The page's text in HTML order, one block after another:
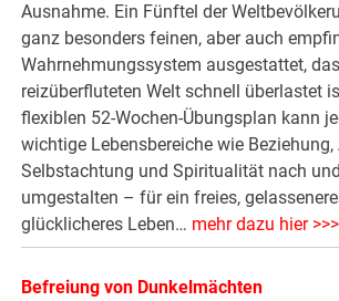
Ausnahme.­ Ein Fünftel der
ganz besonders feinen, aber auch
Wahrnehmungssystem ausgestattet,
reizüberfluteten Welt schnell überlastet
flexiblen 52-Wochen-Übungsplan kann
wichtige Lebensbereiche wie Beziehung,
Selbstachtung und Spiritualität nach
umgestalten – für ein freies,
glücklicheres Leben… mehr dazu hier >>>
Befreiung von Dunkelmächten